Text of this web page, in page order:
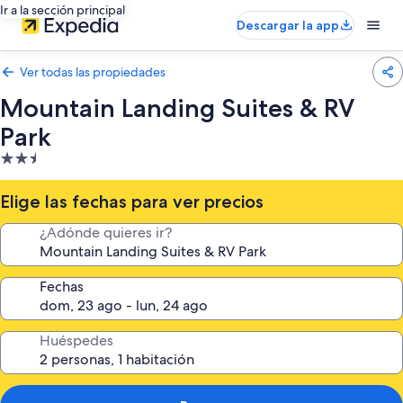
Ir a la sección principal
Descargar la app
Ver todas las propiedades
Mountain Landing Suites & RV
Park
Propiedad
de
2.5
estrellas
Elige las fechas para ver precios
¿Adónde quieres ir?
Fechas
Huéspedes